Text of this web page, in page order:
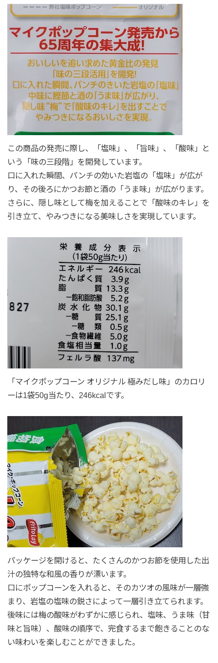
この商品の発売に際し、「塩味」、「旨味」、「酸味」と
いう「味の三段階」を開発しています。
口に入れた瞬間、パンチの効いた岩塩の「塩味」が広が
り、その後ろにかつお節と酒の「うま味」が広がります。
さらに、隠し味として梅を加えることで「酸味のキレ」を
引き立て、やみつきになる美味しさを実現しています。
「マイクポップコーン オリジナル 極みだし味」のカロリ
ーは1袋50g当たり、246kcalです。
パッケージを開けると、たくさんのかつお節を使用した出
汁の独特な和風の香りが漂います。
口にポップコーンを入れると、そのカツオの風味が一層強
まり、岩塩の塩味の鋭さによって一層引き立てられます。
後味には梅の酸味がわずかに感じられ、塩味、うま味（甘
味と旨味）、酸味の順序で、完食するまで飽きることのな
い味わいを楽しむことができました。